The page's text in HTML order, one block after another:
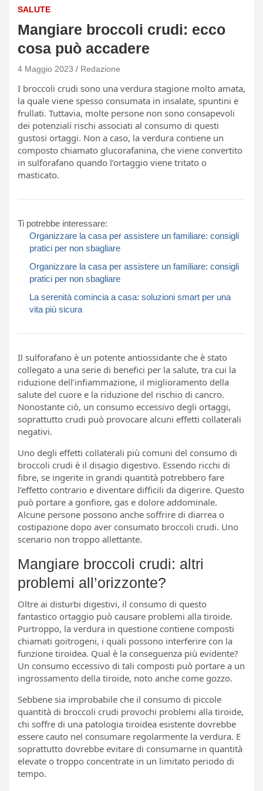
SALUTE
Mangiare broccoli crudi: ecco
cosa può accadere
4 Maggio 2023 Redazione
I broccoli crudi sono una verdura stagione molto amata,
la quale viene spesso consumata in insalate, spuntini e
frullati. Tuttavia, molte persone non sono consapevoli
dei potenziali rischi associati al consumo di questi
gustosi ortaggi. Non a caso, la verdura contiene un
composto chiamato glucorafanina, che viene convertito
in sulforafano quando l’ortaggio viene tritato o
masticato.
Ti potrebbe interessare:
Organizzare la casa per assistere un familiare: consigli
pratici per non sbagliare
Organizzare la casa per assistere un familiare: consigli
pratici per non sbagliare
La serenità comincia a casa: soluzioni smart per una
vita più sicura
Il sulforafano è un potente antiossidante che è stato
collegato a una serie di benefici per la salute, tra cui la
riduzione dell’infiammazione, il miglioramento della
salute del cuore e la riduzione del rischio di cancro.
Nonostante ciò, un consumo eccessivo degli ortaggi,
soprattutto crudi può provocare alcuni effetti collaterali
negativi.
Uno degli effetti collaterali più comuni del consumo di
broccoli crudi è il disagio digestivo. Essendo ricchi di
fibre, se ingerite in grandi quantità potrebbero fare
l’effetto contrario e diventare difficili da digerire. Questo
può portare a gonfiore, gas e dolore addominale.
Alcune persone possono anche soffrire di diarrea o
costipazione dopo aver consumato broccoli crudi. Uno
scenario non troppo allettante.
Mangiare broccoli crudi: altri
problemi all’orizzonte?
Oltre ai disturbi digestivi, il consumo di questo
fantastico ortaggio può causare problemi alla tiroide.
Purtroppo, la verdura in questione contiene composti
chiamati goitrogeni, i quali possono interferire con la
funzione tiroidea. Qual è la conseguenza più evidente?
Un consumo eccessivo di tali composti può portare a un
ingrossamento della tiroide, noto anche come gozzo.
Sebbene sia improbabile che il consumo di piccole
quantità di broccoli crudi provochi problemi alla tiroide,
chi soffre di una patologia tiroidea esistente dovrebbe
essere cauto nel consumare regolarmente la verdura. E
soprattutto dovrebbe evitare di consumarne in quantità
elevate o troppo concentrate in un limitato periodo di
tempo.